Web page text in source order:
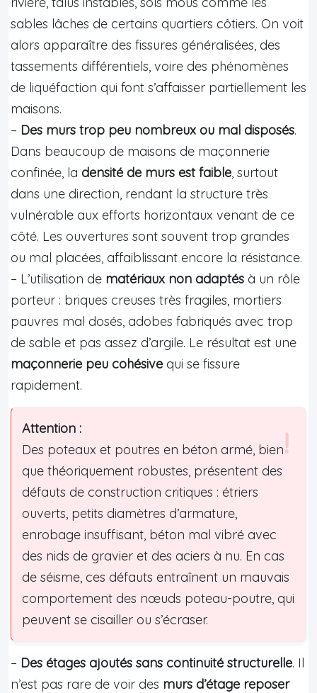
sables lâches de certains quartiers côtiers. On voit
alors apparaître des fissures généralisées, des
tassements différentiels, voire des phénomènes
de liquéfaction qui font s’affaisser partiellement les
maisons.
– Des murs trop peu nombreux ou mal disposés.
Dans beaucoup de maisons de maçonnerie
confinée, la densité de murs est faible, surtout
dans une direction, rendant la structure très
vulnérable aux efforts horizontaux venant de ce
côté. Les ouvertures sont souvent trop grandes
ou mal placées, affaiblissant encore la résistance.
– L’utilisation de matériaux non adaptés à un rôle
porteur : briques creuses très fragiles, mortiers
pauvres mal dosés, adobes fabriqués avec trop
de sable et pas assez d’argile. Le résultat est une
maçonnerie peu cohésive qui se fissure
rapidement.
Attention :
Des poteaux et poutres en béton armé, bien
que théoriquement robustes, présentent des
défauts de construction critiques : étriers
ouverts, petits diamètres d’armature,
enrobage insuffisant, béton mal vibré avec
des nids de gravier et des aciers à nu. En cas
de séisme, ces défauts entraînent un mauvais
comportement des nœuds poteau-poutre, qui
peuvent se cisailler ou s’écraser.
– Des étages ajoutés sans continuité structurelle. Il
n’est pas rare de voir des murs d’étage reposer